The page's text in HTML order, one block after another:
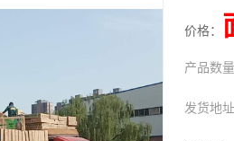
价格：
产品数量
发货地址